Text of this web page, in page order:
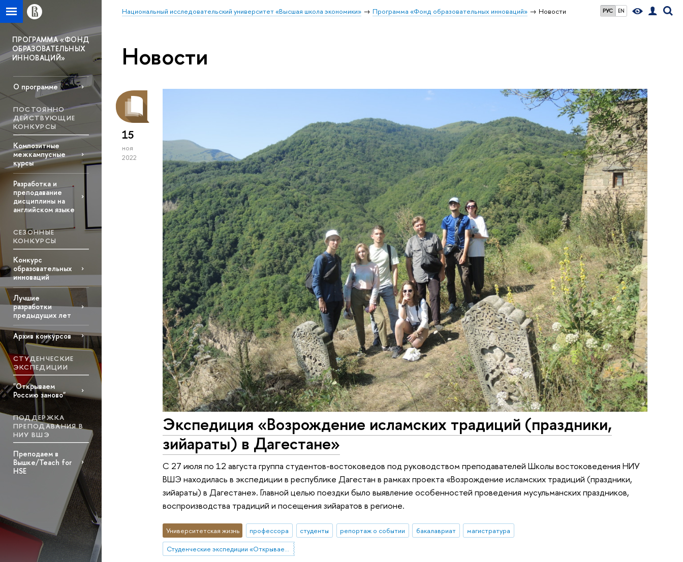
РУС EN
Национальный исследовательский университет «Высшая школа экономики» Программа «Фонд образовательных инноваций» Новости
ПРОГРАММА «ФОНД
ОБРАЗОВАТЕЛЬНЫХ
ИННОВАЦИЙ»
О программе
ПОСТОЯННО
ДЕЙСТВУЮЩИЕ
КОНКУРСЫ
Композитные
межкампусные
курсы
Разработка и
преподавание
дисциплины на
английском языке
СЕЗОННЫЕ
КОНКУРСЫ
Конкурс
образовательных
инноваций
Лучшие
разработки
предыдущих лет
Архив конкурсов
СТУДЕНЧЕСКИЕ
ЭКСПЕДИЦИИ
"Открываем
Россию заново"
ПОДДЕРЖКА
ПРЕПОДАВАНИЯ В
НИУ ВШЭ
Преподаем в
Вышке/Teach for
HSE
Новости
15
ноя
2022
Экспедиция «Возрождение исламских традиций (праздники,
зийараты) в Дагестане»
С 27 июля по 12 августа группа студентов-востоковедов под руководством преподавателей Школы востоковедения НИУ
ВШЭ находилась в экспедиции в республике Дагестан в рамках проекта «Возрождение исламских традиций (праздники,
зийараты) в Дагестане». Главной целью поездки было выявление особенностей проведения мусульманских праздников,
воспроизводства традиций и посещения зийаратов в регионе.
Университетская жизнь профессора студенты репортаж о событии бакалавриат
магистратура
Студенческие экспедиции «Открываем Россию заново»